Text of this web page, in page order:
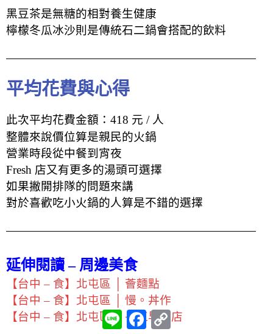
黑豆茶是無糖的相對養生健康
檸檬冬瓜冰沙則是傳統石二鍋會搭配的飲料
平均花費與心得
此次平均花費金額：418 元 / 人
整體來說價位算是親民的火鍋
營業時段從中餐到宵夜
Fresh 店又有更多的湯頭可選擇
如果撇開排隊的問題來講
對於喜歡吃小火鍋的人算是不錯的選擇
延伸閱讀 – 周邊美食
【台中 – 食】北屯區 │ 薈麵點
【台中 – 食】北屯區 │ 慢。丼作
【台中 – 食】北屯區 │ 長江早餐店
L
F
a
C
o